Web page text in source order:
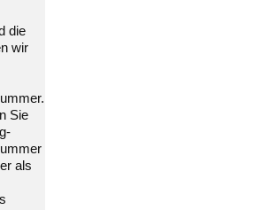
die
wir
.
Sie
als